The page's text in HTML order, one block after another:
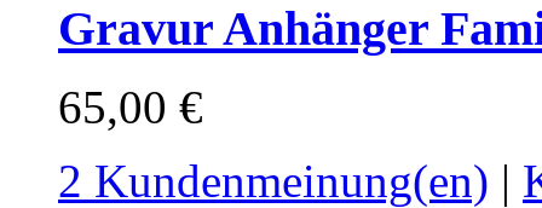
Gravur Anhänger
65,00 €
2 Kundenmeinung(en) |